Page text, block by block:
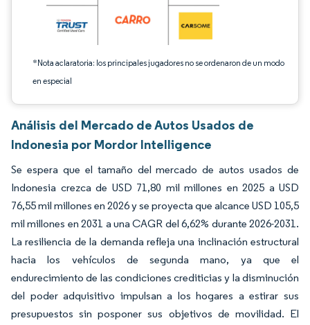
*Nota aclaratoria: los principales jugadores no se ordenaron de un modo
en especial
Análisis del Mercado de Autos Usados de
Indonesia por Mordor Intelligence
Se espera que el tamaño del mercado de autos usados de
Indonesia crezca de USD 71,80 mil millones en 2025 a USD
76,55 mil millones en 2026 y se proyecta que alcance USD 105,5
mil millones en 2031 a una CAGR del 6,62% durante 2026-2031.
La resiliencia de la demanda refleja una inclinación estructural
hacia los vehículos de segunda mano, ya que el
endurecimiento de las condiciones crediticias y la disminución
del poder adquisitivo impulsan a los hogares a estirar sus
presupuestos sin posponer sus objetivos de movilidad. El